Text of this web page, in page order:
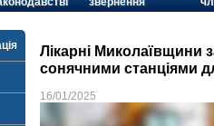
Лікарні Миколаївщини
сонячними станціями
16/01/2025